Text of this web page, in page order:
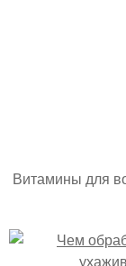
Витамины для